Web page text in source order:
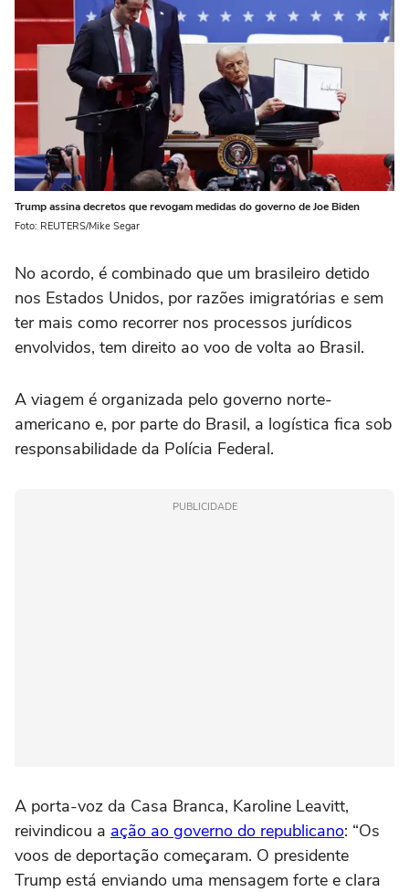
Trump assina decretos que revogam medidas do governo de Joe Biden
Foto: REUTERS/Mike Segar
No acordo, é combinado que um brasileiro detido
nos Estados Unidos, por razões imigratórias e sem
ter mais como recorrer nos processos jurídicos
envolvidos, tem direito ao voo de volta ao Brasil.
A viagem é organizada pelo governo norte-
americano e, por parte do Brasil, a logística fica sob
responsabilidade da Polícia Federal.
PUBLICIDADE
A porta-voz da Casa Branca, Karoline Leavitt,
reivindicou a ação ao governo do republicano: “Os
voos de deportação começaram. O presidente
Trump está enviando uma mensagem forte e clara